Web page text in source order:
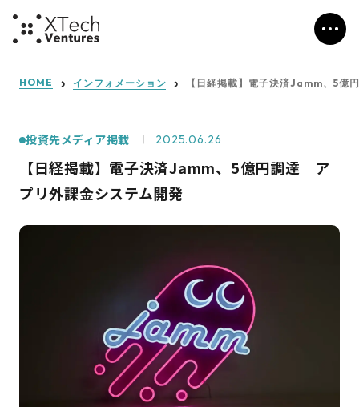
HOME インフォメーション 【日経掲載】電子決済Jamm、5
投資先メディア掲載 2025.06.26
【日経掲載】電子決済Jamm、5億円調達 ア
プリ外課金システム開発